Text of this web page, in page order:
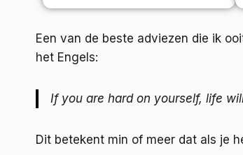
Een van de beste adviezen die ik
het Engels:
If you are hard on yourself, life
Dit betekent min of meer dat als je